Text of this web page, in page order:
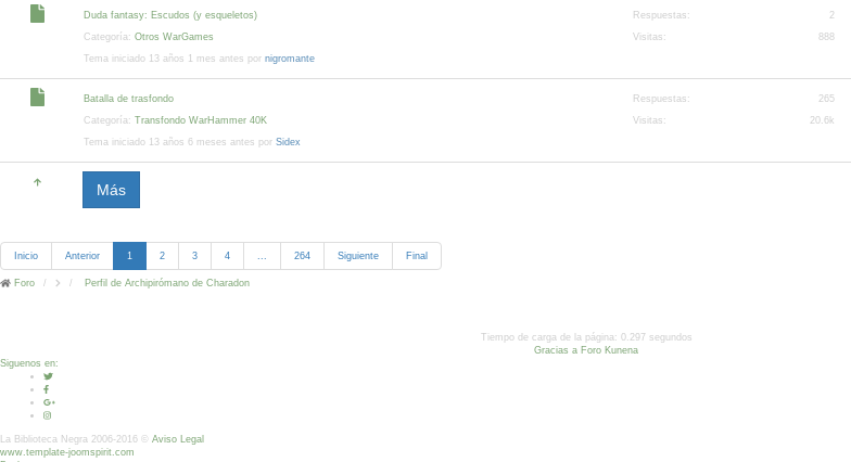
Más
Duda fantasy: Escudos (y esqueletos)
Categoría: Otros WarGames
Tema iniciado 13 años 1 mes antes por nigromante
Respuestas:
2
Visitas:
888
Batalla de trasfondo
Categoría: Transfondo WarHammer 40K
Tema iniciado 13 años 6 meses antes por Sidex
Respuestas:
265
Visitas:
20.6k
Inicio Anterior 1 2 3 4 ... 264 Siguiente Final
Foro Perfil de Archipirómano de Charadon
Tiempo de carga de la página: 0.297 segundos
Gracias a Foro Kunena
Siguenos en:
La Biblioteca Negra 2006-2016 © Aviso Legal
www.template-joomspirit.com